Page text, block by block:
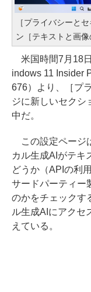
［プライバシーと
ン［テキストと画
米国時間7月18
indows 11 Insider
676）より、［プ
ジに新しいセクシ
中だ。
この設定ページ
カル生成AIがテキ
どうか（APIの利
サードパーティー
のかをチェックす
ル生成AIにアクセ
えている。